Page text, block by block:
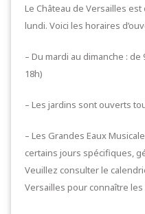
Le Château de Versailles
lundi. Voici les horaires
– Du mardi au dimanche :
18h)
– Les jardins sont ouverts
– Les Grandes Eaux
certains jours spécifiques,
Veuillez consulter le
Versailles pour connaître